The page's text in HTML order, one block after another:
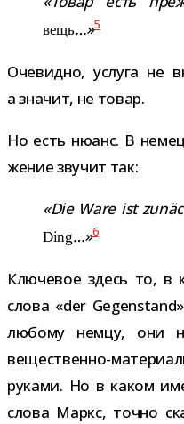
вещь…»5
Очевидно, услуга не
а зна­чит, не товар.
Но есть нюанс. В
же­ние зву­чит так:
«Die Ware ist
Ding…»6
Ключевое здесь то, в
слова «der
любому немцу, они
вещественно-​
руками. Но в каком
слова Маркс, точно